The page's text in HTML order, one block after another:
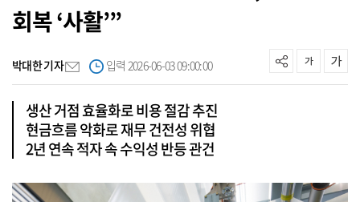
회복 ‘사활’”
박대한 기자 입력 2026-06-03 09:00:00
생산 거점 효율화로 비용 절감 추진
현금흐름 악화로 재무 건전성 위협
2년 연속 적자 속 수익성 반등 관건